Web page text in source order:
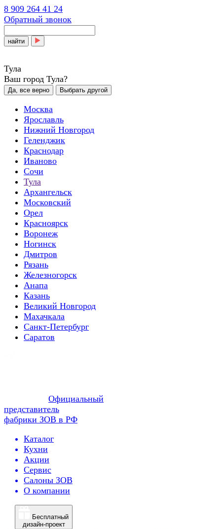
8 909 264 41 24
Обратный звонок
найти
Тула
Ваш город Тула?
Да, все верно Выбрать другой
Москва
Ярославль
Нижний Новгород
Геленджик
Краснодар
Иваново
Сочи
Тула
Архангельск
Московский
Орел
Красноярск
Воронеж
Ногинск
Дмитров
Рязань
Железногорск
Анапа
Казань
Великий Новгород
Махачкала
Санкт-Петербург
Саратов
Официальный
представитель
фабрики ЗОВ в РФ
Каталог
Кухни
Акции
Сервис
Салоны ЗОВ
О компании
Бесплатный
дизайн-проект